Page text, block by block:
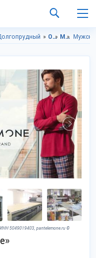
Одежда Мужская одежда и аксессуары
5049019403, pantelemone.ru ©